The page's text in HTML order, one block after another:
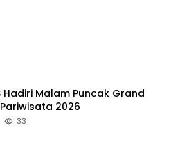
Hadiri Malam Puncak Grand
2026
33